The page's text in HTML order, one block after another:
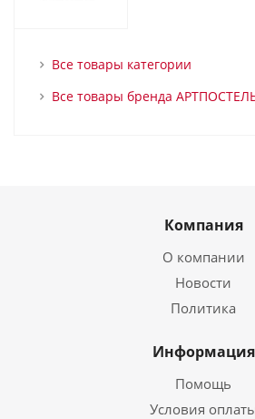
Все товары категории
Все товары бренда
Компания
О компании
Новости
Политика
Информация
Помощь
Условия